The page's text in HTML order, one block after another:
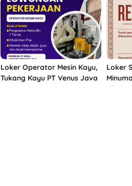
Loker Operator Mesin Kayu,
Tukang Kayu PT Venus Java
Kreasindo di Solo &
Loker
dll di